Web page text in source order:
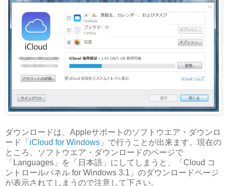
ダウンロードは、Appleサポートのソフトウエア・ダウンロ
ード「 iCloud for Windows 」で行うことが出来ます。現在の
ところ、ソフトウエア・ダウンロードのページで
「Languages」を「日本語」にしてしまうと、「Cloud コ
ントロールパネル for Windows 3.1」のダウンロードページ
が表示されてしまうので注意して下さい。